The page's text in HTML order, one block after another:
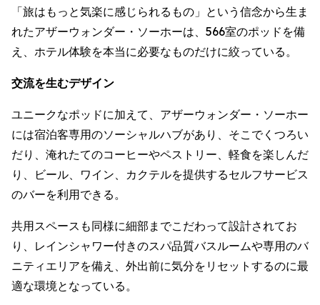
「旅はもっと気楽に感じられるもの」という信念から生ま
れたアザーウォンダー・ソーホーは、566室のポッドを備
え、ホテル体験を本当に必要なものだけに絞っている。
交流を生むデザイン
ユニークなポッドに加えて、アザーウォンダー・ソーホー
には宿泊客専用のソーシャルハブがあり、そこでくつろい
だり、淹れたてのコーヒーやペストリー、軽食を楽しんだ
り、ビール、ワイン、カクテルを提供するセルフサービス
のバーを利用できる。
共用スペースも同様に細部までこだわって設計されてお
り、レインシャワー付きのスパ品質バスルームや専用のバ
ニティエリアを備え、外出前に気分をリセットするのに最
適な環境となっている。